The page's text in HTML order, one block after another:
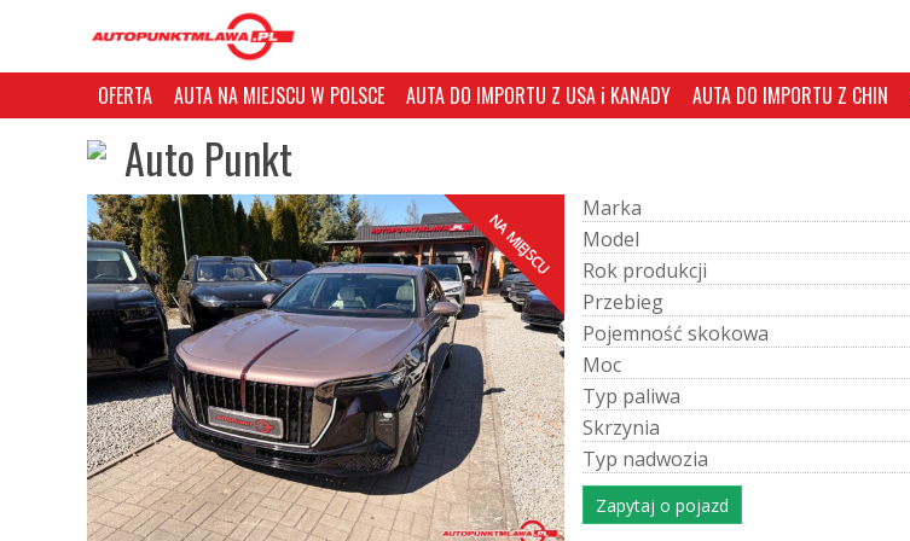
OFERTA AUTA NA MIEJSCU W POLSCE AUTA DO IMPORTU Z USA i KANADY AUTA DO IMPORTU Z CHIN
Auto Punkt
NA MIEJSCU
Marka
Model
Rok produkcji
Przebieg
Pojemność skokowa
Moc
Typ paliwa
Skrzynia
Typ nadwozia
Zapytaj o pojazd